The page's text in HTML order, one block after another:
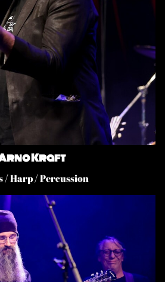
Kraft
/ Harp / Percussion